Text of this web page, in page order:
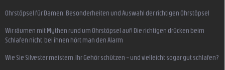
Ohrstöpsel für Damen: Besonderheiten und Auswahl der richtigen Ohrstöpsel
Wir räumen mit Mythen rund um Ohrstöpsel auf! Die richtigen drücken beim
Schlafen nicht, bei ihnen hört man den Alarm
Wie Sie Silvester meistern, Ihr Gehör schützen – und vielleicht sogar gut schlafen?